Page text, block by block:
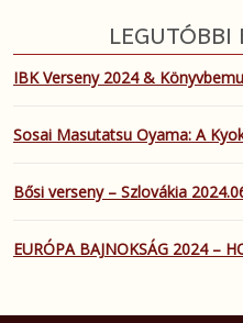
LEGUTÓBBI
IBK Verseny 2024 &
Sosai Masutatsu Oyama: A
Bősi verseny – Szlovákia
EURÓPA BAJNOKSÁG 2024 –